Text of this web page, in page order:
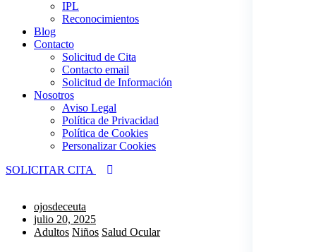
IPL
Reconocimientos
Blog
Contacto
Solicitud de Cita
Contacto email
Solicitud de Información
Nosotros
Aviso Legal
Política de Privacidad
Política de Cookies
Personalizar Cookies
SOLICITAR CITA
ojosdeceuta
julio 20, 2025
Adultos Niños Salud Ocular